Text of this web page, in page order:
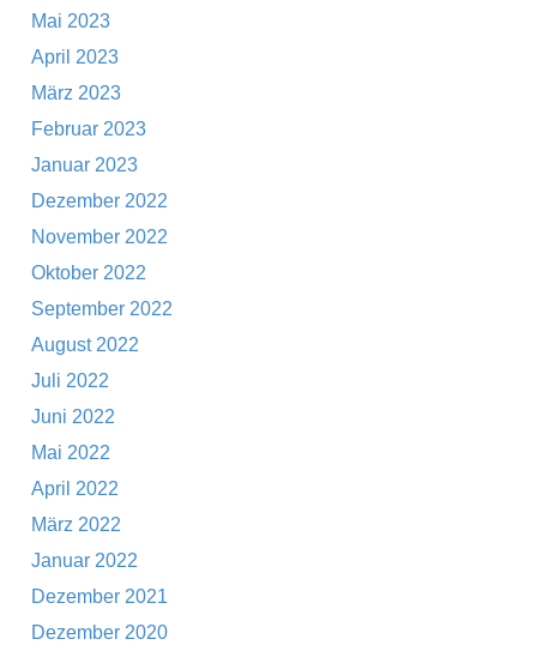
Mai 2023
April 2023
März 2023
Februar 2023
Januar 2023
Dezember 2022
November 2022
Oktober 2022
September 2022
August 2022
Juli 2022
Juni 2022
Mai 2022
April 2022
März 2022
Januar 2022
Dezember 2021
Dezember 2020